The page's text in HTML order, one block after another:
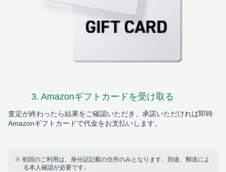
3. Amazonギフトカード を受け取る
査定が終わったら結果をご確認いただき、承諾いただければ即時
Amazonギフトカードで代金をお支払いします。
初回のご利用は、身分証記載の住所のみとなります。別途、郵送によ
る本人確認が必要です。